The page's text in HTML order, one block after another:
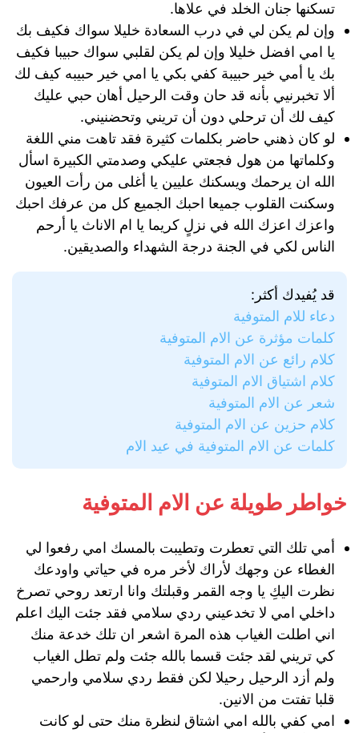
تسكنها جنان الخلد في علاها.
وإن لم يكن لي في درب السعادة خليلا سواك فكيف بك
يا امي افضل خليلا وإن لم يكن لقلبي سواك حبيبا فكيف
بك يا أمي خير حبيبة كفي بكي يا امي خير حبيبه كيف لك
ألا تخبرنيي بأنه قد حان وقت الرحيل أهان حبي عليك
كيف لك أن ترحلي دون أن تريني وتحضنيني.
لو كان ذهني حاضر بكلمات كثيرة فقد تاهت مني اللغة
وكلماتها من هول فجعتي عليكي وصدمتي الكبيرة اسأل
الله ان يرحمك ويسكنك عليين يا أغلى من رأت العيون
وسكنت القلوب جميعا احبك الجميع كل من عرفك احبك
واعزك اعزك الله في نزلٍ كريما يا ام الاناث يا أرحم
الناس لكي في الجنة درجة الشهداء والصديقين.
قد يُفيدك أكثر:
دعاء للام المتوفية
كلمات مؤثرة عن الام المتوفية
كلام رائع عن الام المتوفية
كلام اشتياق الام المتوفية
شعر عن الام المتوفية
كلام حزين عن الام المتوفية
كلمات عن الام المتوفية في عيد الام
خواطر طويلة عن الام المتوفية
أمي تلك التي تعطرت وتطيبت بالمسك امي رفعوا لي
الغطاء عن وجهك لأراك لأخر مره في حياتي واودعك
نظرت اليكِ يا وجه القمر وقبلتك وانا ارتعد روحي تصرخ
داخلي امي لا تخدعيني ردي سلامي فقد جئت اليك اعلم
اني اطلت الغياب هذه المرة اشعر ان تلك خدعة منك
كي تريني لقد جئت قسما بالله جئت ولم تطل الغياب
ولم أزد الرحيل رحيلا لكن فقط ردي سلامي وارحمي
قلبا تفتت من الانين.
امي كفي بالله امي اشتاق لنظرة منك حتى لو كانت